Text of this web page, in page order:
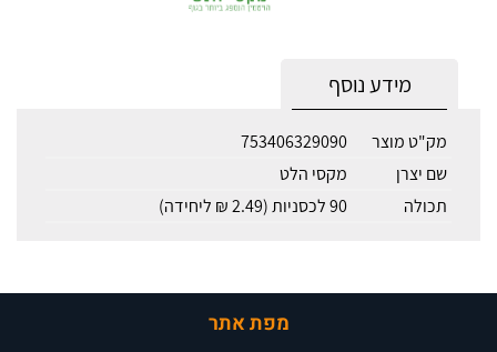
מידע נוסף
מק"ט מוצר
753406329090
שם יצרן
מקסי הלט
תכולה
90 לכסניות (2.49 ₪ ליחידה)
מפת אתר